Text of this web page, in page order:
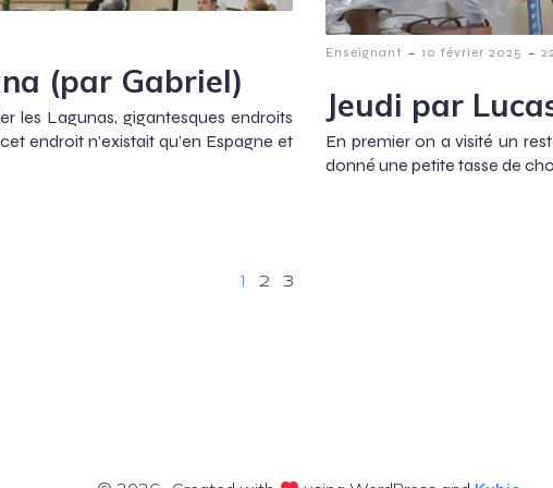
(par Gabriel)
les Lagunas, gigantesques endroits
endroit n’existait qu’en Espagne et
Enseignant - 10 février 2025 -
Jeudi par
En premier on a visité un
donné une petite tasse de
1 2 3